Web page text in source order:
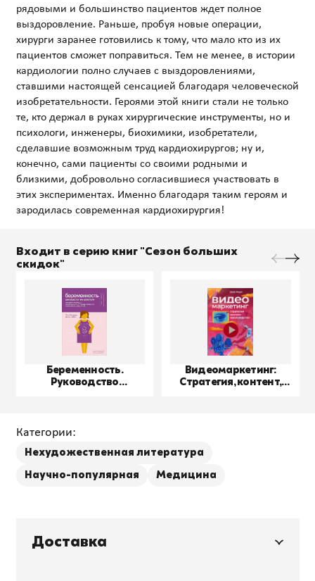
рядовыми и большинство пациентов ждет полное
выздоровление. Раньше, пробуя новые операции,
хирурги заранее готовились к тому, что мало кто из их
пациентов сможет поправиться. Тем не менее, в истории
кардиологии полно случаев с выздоровлениями,
ставшими настоящей сенсацией благодаря человеческой
изобретательности. Героями этой книги стали не только
те, кто держал в руках хирургические инструменты, но и
психологи, инженеры, биохимики, изобретатели,
сделавшие возможным труд кардиохирургов; ну и,
конечно, сами пациенты со своими родными и
близкими, добровольно согласившиеся участвовать в
этих экспериментах. Именно благодаря таким героям и
Входит в серию книг "Сезон больших
скидок"
Беременность.
Руководство
Видеомаркетинг:
Стратегия, контент,
Категории:
Нехудожественная литература
Научно-популярная
Медицина
Доставка